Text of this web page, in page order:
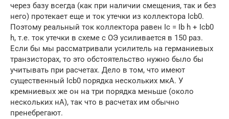
через базу всегда (как при наличии смещения, так и без
него) протекает еще и ток утечки из коллектора Icb0.
Поэтому реальный ток коллектора равен Ic = Ib h + Icb0
h, т.е. ток утечки в схеме с ОЭ усиливается в 150 раз.
Если бы мы рассматривали усилитель на германиевых
транзисторах, то это обстоятельство нужно было бы
учитывать при расчетах. Дело в том, что имеют
существенный Icb0 порядка нескольких мкА. У
кремниевых же он на три порядка меньше (около
нескольких нА), так что в расчетах им обычно
пренебрегают.